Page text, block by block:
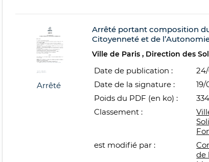
Arrêté
Arrêté portant composition
Citoyenneté et de
Ville de Paris Direction des
Date de publication :
Date de la signature :
Poids du PDF (en ko) :
334
Classement :
est modifié par :
de